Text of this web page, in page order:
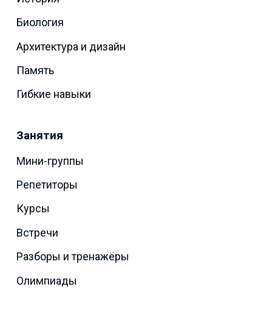
Биология
Архитектура и дизайн
Память
Гибкие навыки
Занятия
Мини-группы
Репетиторы
Курсы
Встречи
Разборы и тренажёры
Олимпиады